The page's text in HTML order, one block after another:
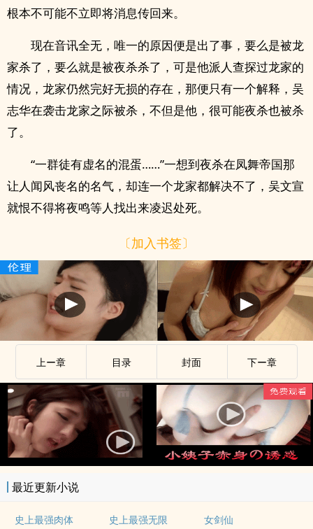
根本不可能不立即将消息传回来。
现在音讯全无，唯一的原因便是出了事，要么是被龙
家杀了，要么就是被夜杀杀了，可是他派人查探过龙家的
情况，龙家仍然完好无损的存在，那便只有一个解释，吴
志华在袭击龙家之际被杀，不但是他，很可能夜杀也被杀
了。
“一群徒有虚名的混蛋……”一想到夜杀在凤舞帝国那
让人闻风丧名的名气，却连一个龙家都解决不了，吴文宣
就恨不得将夜鸣等人找出来凌迟处死。
〔加入书签〕
上ー章 目录 封面 下ー章
最近更新小说
史上最强肉体 史上最强无限 女剑仙